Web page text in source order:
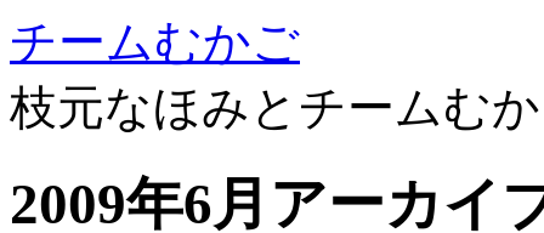
チームむかご
枝元なほみとチームむ
2009年6月アーカイ